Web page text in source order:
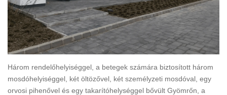
Három rendelőhelyiséggel, a betegek számára biztosított három
mosdóhelyiséggel, két öltözővel, két személyzeti mosdóval, egy
orvosi pihenővel és egy takarítóhelységgel bővült Gyömrőn, a